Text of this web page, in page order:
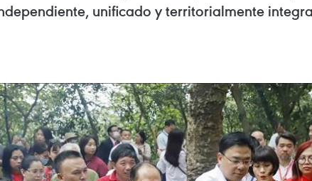
unificado y territorialmente